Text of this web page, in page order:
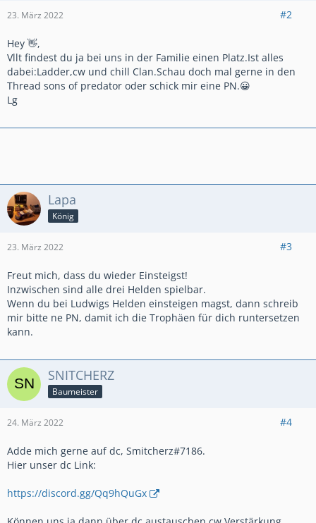
23. März 2022 #2
Hey 👋,
Vllt findest du ja bei uns in der Familie einen Platz.Ist alles
dabei:Ladder,cw und chill Clan.Schau doch mal gerne in den
Thread sons of predator oder schick mir eine PN.😀
Lg
Lapa
König
23. März 2022 #3
Freut mich, dass du wieder Einsteigst!
Inzwischen sind alle drei Helden spielbar.
Wenn du bei Ludwigs Helden einsteigen magst, dann schreib
mir bitte ne PN, damit ich die Trophäen für dich runtersetzen
kann.
SNITCHERZ
Baumeister
24. März 2022 #4
Adde mich gerne auf dc, Smitcherz#7186.
Hier unser dc Link:
https://discord.gg/Qq9hQuGx